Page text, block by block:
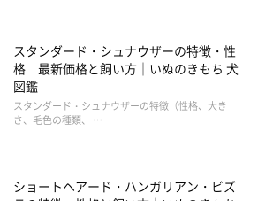
スタンダード・シュナウザーの特徴・性
格 最新価格と飼い方｜いぬのきもち 犬
図鑑
スタンダード・シュナウザーの特徴（性格、大き
さ、毛色の種類、 …
ショートヘアード・ハンガリアン・ビズ